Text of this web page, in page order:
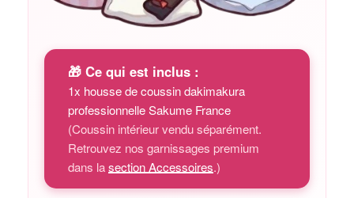
🎁 Ce qui est inclus :
1x housse de coussin dakimakura
professionnelle Sakume France
(Coussin intérieur vendu séparément.
Retrouvez nos garnissages premium
dans lasection Accessoires.)